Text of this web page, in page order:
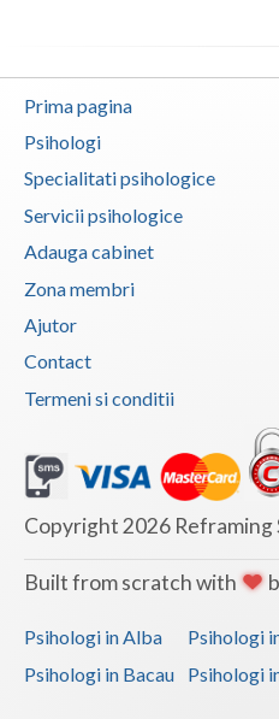
Prima pagina
Psihologi
Specialitati psihologice
Servicii psihologice
Adauga cabinet
Zona membri
Ajutor
Contact
Termeni si conditii
Copyright 2026 Reframing
Built from scratch with
Psihologi in Alba Psihologi
Psihologi in Bacau
Psihologi